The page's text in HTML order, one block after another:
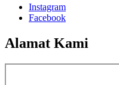
Instagram
Facebook
Alamat Kami